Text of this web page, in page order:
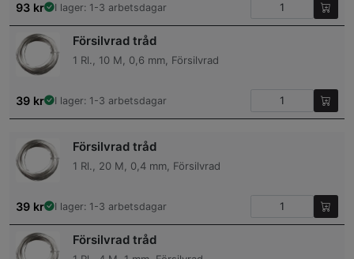
93 kr I lager: 1-3 arbetsdagar
Försilvrad tråd
1 Rl., 10 M, 0,6 mm, Försilvrad
39 kr I lager: 1-3 arbetsdagar
Försilvrad tråd
1 Rl., 20 M, 0,4 mm, Försilvrad
39 kr I lager: 1-3 arbetsdagar
Försilvrad tråd